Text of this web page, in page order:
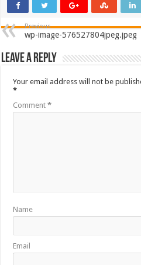
Previous
wp-image-576527804jpeg.jpeg
Leave a Reply
Your email address will not be
*
Comment*
Name
Email